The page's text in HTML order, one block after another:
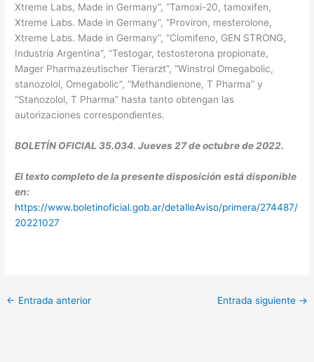
Xtreme Labs, Made in Germany”, “Tamoxi-20, tamoxifen,
Xtreme Labs. Made in Germany”, “Proviron, mesterolone,
Xtreme Labs. Made in Germany”, “Clomifeno, GEN STRONG,
Industria Argentina”, “Testogar, testosterona propionate,
Mager Pharmazeutischer Tierarzt”, “Winstrol Omegabolic,
stanozolol, Omegabolic”, “Methandienone, T Pharma” y
“Stanozolol, T Pharma” hasta tanto obtengan las
autorizaciones correspondientes.
BOLETÍN OFICIAL 35.034. Jueves 27 de octubre de 2022.
El texto completo de la presente disposición está disponible
en:
https://www.boletinoficial.gob.ar/detalleAviso/primera/274487/
20221027
← Entrada anterior Entrada siguiente →